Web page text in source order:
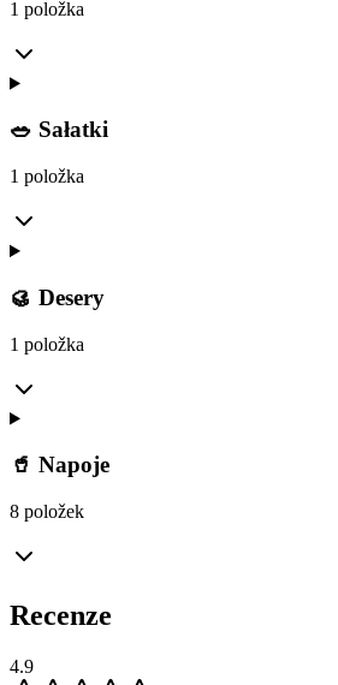
1 položka
🥗 Sałatki
1 položka
🥮 Desery
1 položka
🥤 Napoje
8 položek
Recenze
4.9